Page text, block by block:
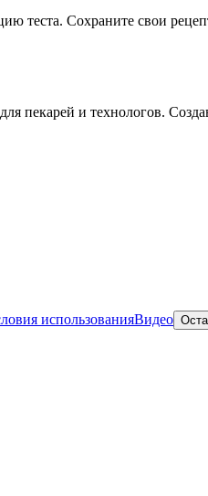
пекарей и технологов.